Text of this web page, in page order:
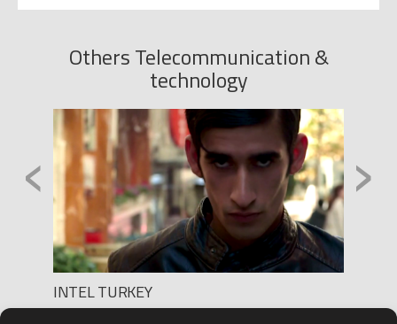
Others Telecommunication &
technology
INTEL TURKEY
Production: ED COMMERCIALS ISTAMBUL
‹ ›